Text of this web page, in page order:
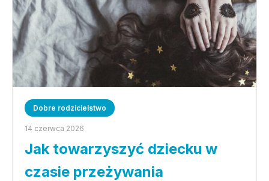
Dobre rodzicielstwo
14 czerwca 2026
Jak towarzyszyć dziecku w
czasie przeżywania